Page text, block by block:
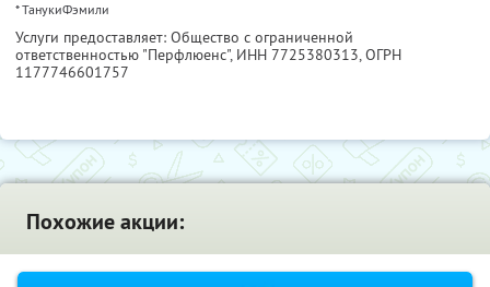
* ТанукиФэмили
Услуги предоставляет: Общество с ограниченной
ответственностью "Перфлюенс", ИНН 7725380313, ОГРН
1177746601757
Похожие акции: